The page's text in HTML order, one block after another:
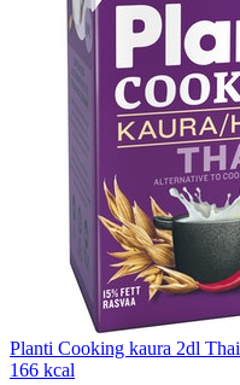
Planti Cooking kaura 2dl Thai
166 kcal